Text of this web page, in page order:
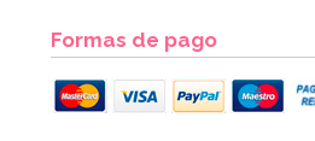
Formas de pago